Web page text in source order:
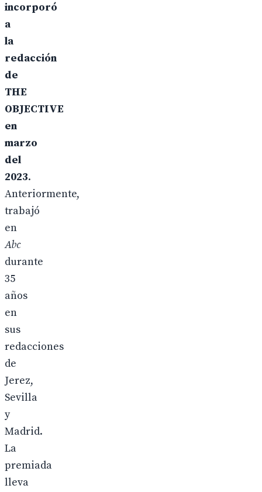
incorporó
a
la
redacción
de
THE
OBJECTIVE
en
marzo
del
2023.
Anteriormente,
trabajó
en
Abc
durante
35
años
en
sus
redacciones
de
Jerez,
Sevilla
y
Madrid.
La
premiada
lleva